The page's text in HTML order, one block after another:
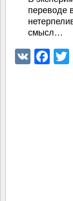
переводе
смысл…
VK